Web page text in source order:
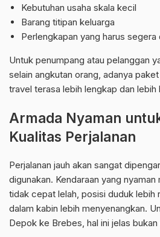
Kebutuhan usaha skala kecil
Barang titipan keluarga
Perlengkapan yang harus segera
Untuk penumpang atau pelanggan
selain angkutan orang, adanya
travel terasa lebih lengkap dan lebih
Armada Nyaman
Kualitas Perjalanan
Perjalanan jauh akan sangat
digunakan. Kendaraan yang
tidak cepat lelah, posisi duduk lebih
dalam kabin lebih menyenangkan.
Depok ke Brebes, hal ini jelas